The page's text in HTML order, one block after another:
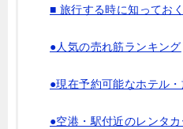
■ 旅行する時に知ってお
●人気の売れ筋ランキング
●現在予約可能なホテル・
●空港・駅付近のレンタ